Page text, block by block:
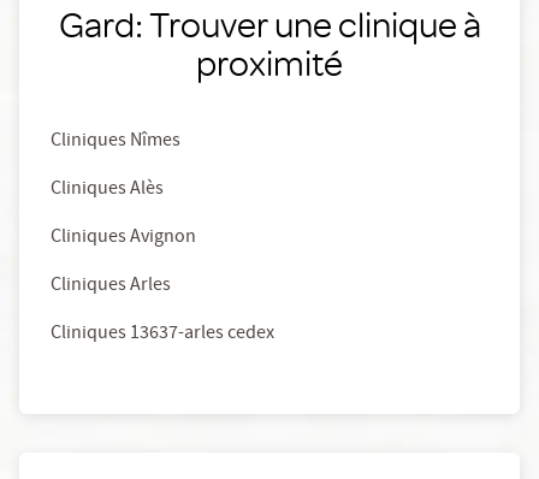
Gard: Trouver une clinique à
proximité
Cliniques Nîmes
Cliniques Alès
Cliniques Avignon
Cliniques Arles
Cliniques 13637-arles cedex